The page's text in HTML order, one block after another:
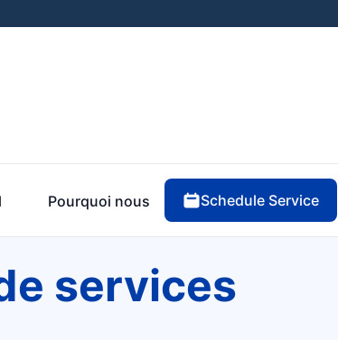
Pourquoi nous Schedule Service
services